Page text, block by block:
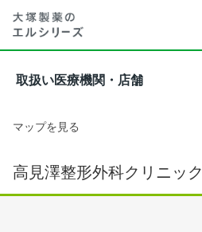
取扱い医療機関・店舗
マップを見る
高見澤整形外科クリニック